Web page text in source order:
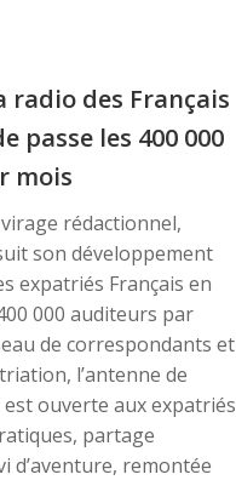
radio des Français
passe les 400 000
mois
rédactionnel,
son développement
expatriés Français en
000 auditeurs par
de correspondants et
l’antenne de
est ouverte aux expatriés
partage
d’aventure, remontée